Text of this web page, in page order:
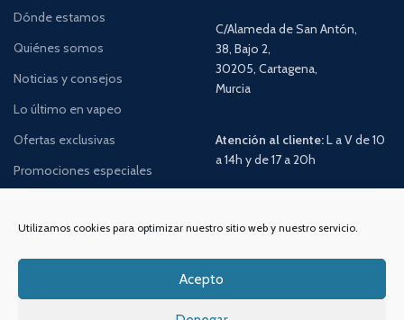
Utilizamos cookies para optimizar nuestro sitio web y nuestro servicio.
Acepto
Dónde estamos
Quiénes somos
Noticias y consejos
Lo último en vapeo
Ofertas exclusivas
Promociones especiales
C/Alameda de San Antón,
38, Bajo 2,
30205, Cartagena,
Murcia
Atención al cliente:L a V de 10
a 14h y de 17 a 20h
Email:info @vapeo.es